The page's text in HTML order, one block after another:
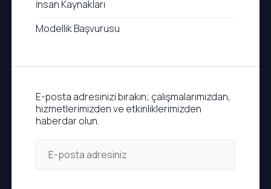
İnsan Kaynakları
Modellik Başvurusu
E-posta adresinizi bırakın; çalışmalarımızdan,
hizmetlerimizden ve etkinliklerimizden
haberdar olun.